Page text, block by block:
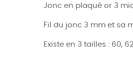
Jonc en plaqué or 3
Fil du jonc 3 mm et sa
Existe en 3 tailles : 60,